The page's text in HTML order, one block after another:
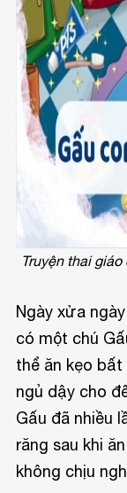
Truyện thai
Ngày xửa
có một chú
thể ăn kẹo
ngủ dậy cho
Gấu đã nhiều
răng sau khi
không chịu